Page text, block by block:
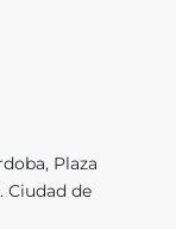
Plaza
Ciudad de